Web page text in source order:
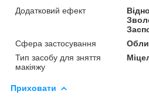
Додатковий ефект
Сфера застосування
Тип засобу для зняття
макіяжу
Приховати